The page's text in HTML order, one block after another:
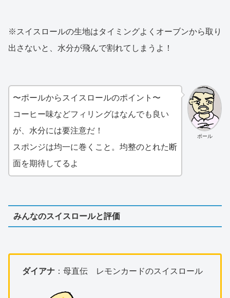
※スイスロールの生地はタイミングよくオーブンから取り
出さないと、水分が飛んで割れてしまうよ！
ポール
〜ポールからスイスロールのポイント〜
コーヒー味などフィリングはなんでも良い
が、水分には要注意だ！
スポンジは均一に巻くこと。均整のとれた断
面を期待してるよ
みんなのスイスロールと評価
ダイアナ ：母直伝 レモンカードのスイスロール